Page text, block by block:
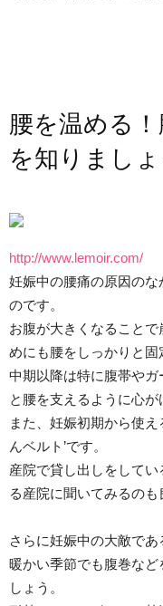
腰を温める
を知りましょ
http://www.lemoir.com/
妊娠中の腰痛の原因の
のです。
お腹が大きくなること
めにも腰をしっかりと固
中期以降は特に腹帯や
と腰を支えるように心が
また、妊娠初期から使
んベルト’です。
産院で貸し出しをして
る産院に聞いてみるのも
さらに妊娠中の大敵であ
暖かい季節でも腹巻な
しょう。